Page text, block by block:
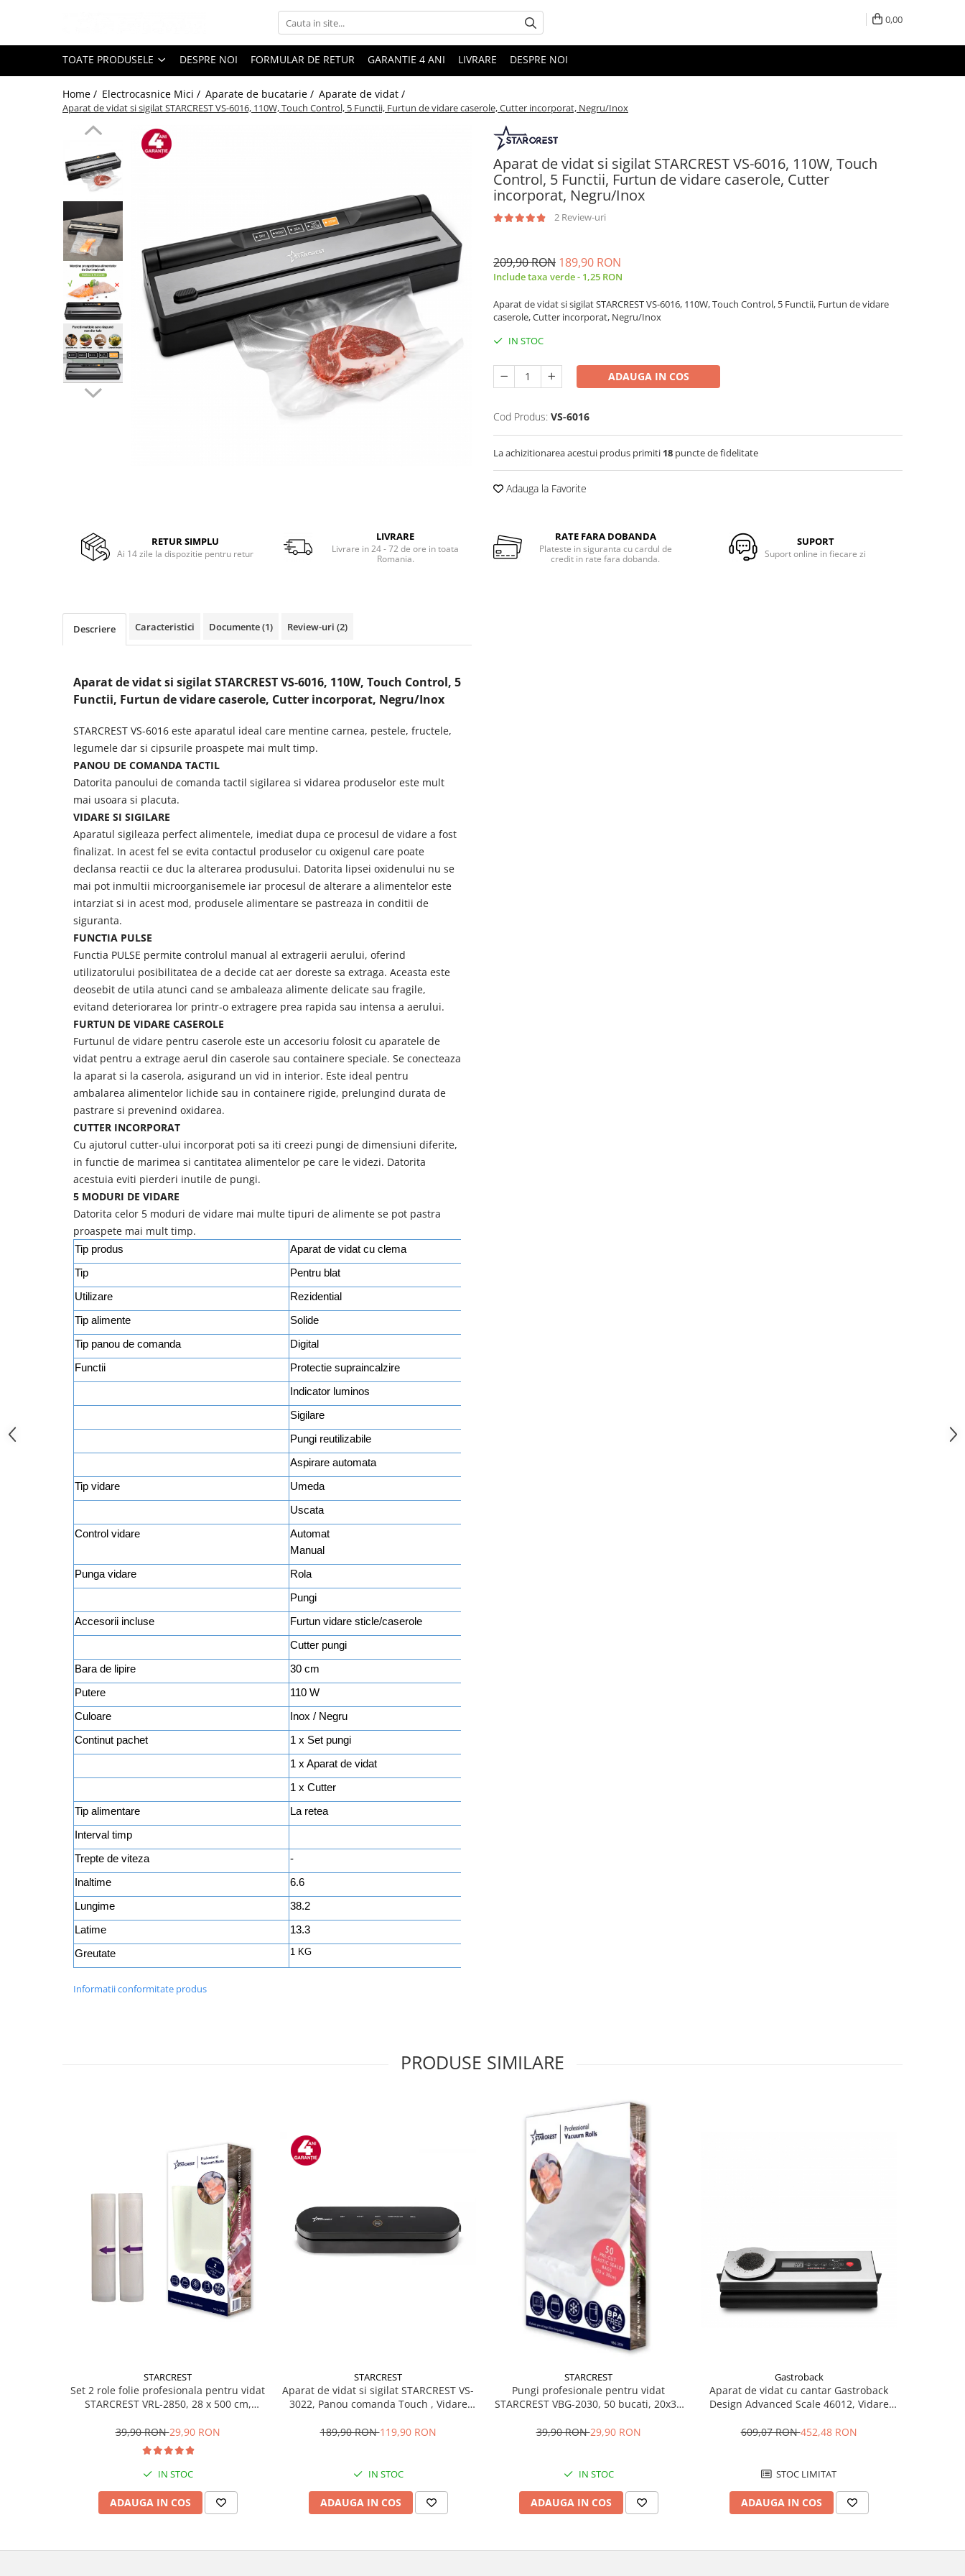
Toate Produsele
Black Friday
Electrocasnice Mari
Aparate frigorifice
Aparat cuburi de gheata
Combine frigorifice
Congelatoare
Congelatoare verticale
Frigidere cu doua usi
Frigidere cu o usa
Lazi frigorifice
Side by side
Cuptoare cu microunde
Cuptoare cu microunde
Masini spalat vase
Masini de spalat vase incorporabile
Electrocasnice Mici
Accesorii aspiratoare
Aparate de bucatarie
Aparate de gatit cu aburi
Aparate de preparat desert
Aparate de vidat
Ascutitor cutite
Cântare de bucătărie
Grătare electrice
Masini de gheata
Masini de paine
Masini de tocat
Prăjitoare de pâine
Rasnite condimente
Roboti de bucatarie
Aparate de cafea
Râșnițe de cafea
Aparate de curatat bijuterii
Aparate de curățat cu aburi
Aparate de ingrijire tesaturi
aparat de calcat vertical
Aparate de scame
Fiare de calcat
Statii de calcat
Aparate de masaj
Aparate de tuns
Aparate faciale
Aspiratoare de geamuri
Cuptoare electrice
Ingrijire personala
Cantare corporale
Statii de calcat
Masini de cusut
Periute de dinti electrice
Placi de indreptat parul
Preparare alimente
Masini de tocat
Preparare ceai si cafea
Accesorii & Periferice
Aparate foto & accesorii
Aparate foto DSLR
Boxe portabile
Compresoare auto
0,00
TOATE PRODUSELE DESPRE NOI FORMULAR DE RETUR GARANTIE 4 ANI LIVRARE DESPRE NOI
Home / Electrocasnice Mici / Aparate de bucatarie / Aparate de vidat /
Aparat de vidat si sigilat STARCREST VS-6016, 110W, Touch Control, 5 Functii, Furtun de vidare caserole, Cutter incorporat, Negru/Inox
Aparat de vidat si sigilat STARCREST VS-6016, 110W, Touch
Control, 5 Functii, Furtun de vidare caserole, Cutter
incorporat, Negru/Inox
2 Review-uri
209,90 RON 189,90 RON
Include taxa verde - 1,25 RON
Aparat de vidat si sigilat STARCREST VS-6016, 110W, Touch Control, 5 Functii, Furtun de vidare
caserole, Cutter incorporat, Negru/Inox
IN STOC
ADAUGA IN COS
Cod Produs: VS-6016
La achizitionarea acestui produs primiti 18 puncte de fidelitate
Adauga la Favorite
RETUR SIMPLU
Ai 14 zile la dispozitie pentru retur
LIVRARE
Livrare in 24 - 72 de ore in toata
Romania.
RATE FARA DOBANDA
Plateste in siguranta cu cardul de
credit in rate fara dobanda.
SUPORT
Suport online in fiecare zi
Descriere Caracteristici Documente (1) Review-uri (2)
Aparat de vidat si sigilat STARCREST VS-6016, 110W, Touch Control, 5
Functii, Furtun de vidare caserole, Cutter incorporat, Negru/Inox
STARCREST VS-6016 este aparatul ideal care mentine carnea, pestele, fructele,
legumele dar si cipsurile proaspete mai mult timp.
PANOU DE COMANDA TACTIL
Datorita panoului de comanda tactil sigilarea si vidarea produselor este mult
mai usoara si placuta.
VIDARE SI SIGILARE
Aparatul sigileaza perfect alimentele, imediat dupa ce procesul de vidare a fost
finalizat. In acest fel se evita contactul produselor cu oxigenul care poate
declansa reactii ce duc la alterarea produsului. Datorita lipsei oxidenului nu se
mai pot inmultii microorganisemele iar procesul de alterare a alimentelor este
intarziat si in acest mod, produsele alimentare se pastreaza in conditii de
siguranta.
FUNCTIA PULSE
Functia PULSE permite controlul manual al extragerii aerului, oferind
utilizatorului posibilitatea de a decide cat aer doreste sa extraga. Aceasta este
deosebit de utila atunci cand se ambaleaza alimente delicate sau fragile,
evitand deteriorarea lor printr-o extragere prea rapida sau intensa a aerului.
FURTUN DE VIDARE CASEROLE
Furtunul de vidare pentru caserole este un accesoriu folosit cu aparatele de
vidat pentru a extrage aerul din caserole sau containere speciale. Se conecteaza
la aparat si la caserola, asigurand un vid in interior. Este ideal pentru
ambalarea alimentelor lichide sau in containere rigide, prelungind durata de
pastrare si prevenind oxidarea.
CUTTER INCORPORAT
Cu ajutorul cutter-ului incorporat poti sa iti creezi pungi de dimensiuni diferite,
in functie de marimea si cantitatea alimentelor pe care le videzi. Datorita
acestuia eviti pierderi inutile de pungi.
5 MODURI DE VIDARE
Datorita celor 5 moduri de vidare mai multe tipuri de alimente se pot pastra
proaspete mai mult timp.
Tip produs Aparat de vidat cu clema
Tip Pentru blat
Utilizare Rezidential
Tip alimente Solide
Tip panou de comanda Digital
Functii Protectie supraincalzire
Indicator luminos
Sigilare
Pungi reutilizabile
Aspirare automata
Tip vidare Umeda
Uscata
Control vidare
Automat
Manual
Punga vidare Rola
Pungi
Accesorii incluse Furtun vidare sticle/caserole
Cutter pungi
Bara de lipire 30 cm
Putere 110 W
Culoare Inox / Negru
Continut pachet 1 x Set pungi
1 x Aparat de vidat
1 x Cutter
Tip alimentare La retea
Interval timp
Trepte de viteza -
Inaltime 6.6
Lungime 38.2
Latime 13.3
Greutate 1 KG
Informatii conformitate produs
PRODUSE SIMILARE
STARCREST
Set 2 role folie profesionala pentru vidat
STARCREST VRL-2850, 28 x 500 cm,
lavabile in masina de spalat, fara BPA,
transparent
39,90 RON29,90 RON
IN STOC
ADAUGA IN COS
STARCREST
Aparat de vidat si sigilat STARCREST VS-
3022, Panou comanda Touch , Vidare
alimente sensibile, Cutter incorporat, 10
189,90 RON119,90 RON
IN STOC
ADAUGA IN COS
STARCREST
Pungi profesionale pentru vidat
STARCREST VBG-2030, 50 bucati, 20x30
lavabile in masina de spalat, fara BPA,
39,90 RON29,90 RON
IN STOC
ADAUGA IN COS
Gastroback
Aparat de vidat cu cantar Gastroback
Design Advanced Scale 46012, Vidare
incorporat, Touch Screen, Argintiu
609,07 RON452,48 RON
STOC LIMITAT
ADAUGA IN COS